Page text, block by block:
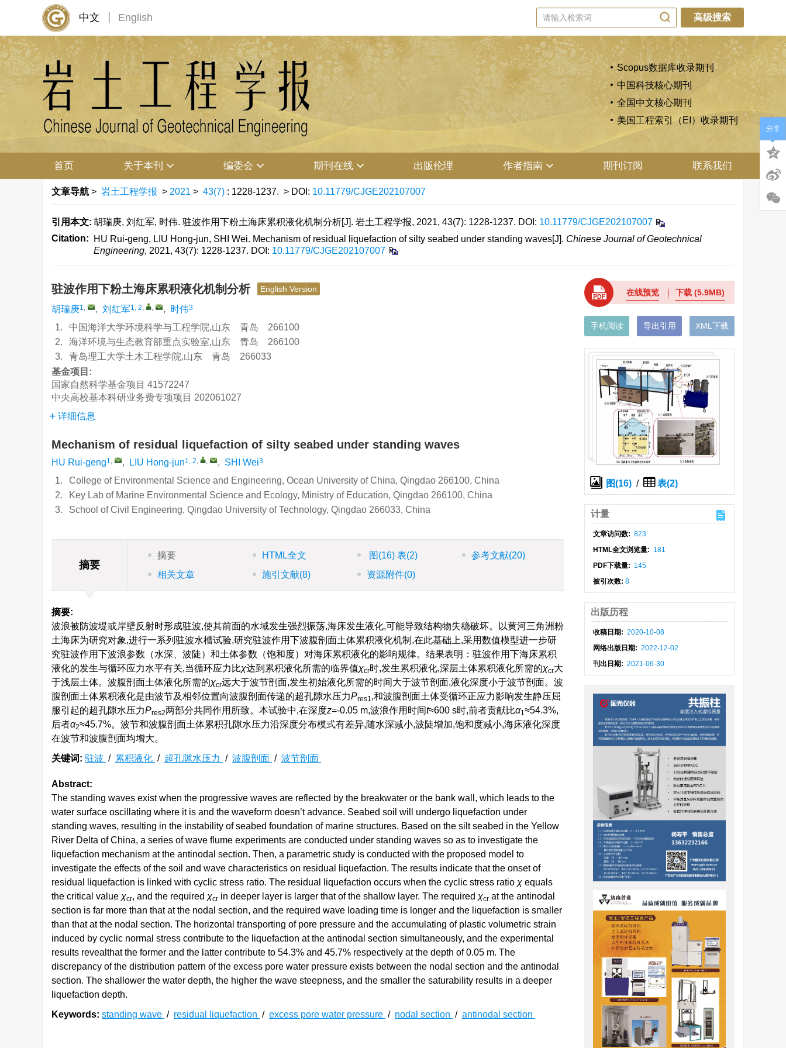
中文 English 高级搜索
Scopus数据库收录期刊
中国科技核心期刊
全国中文核心期刊
美国工程索引（EI）收录期刊
首页 关于本刊 编委会 期刊在线 出版伦理 作者指南 期刊订阅 联系我们
文章导航 > 岩土工程学报 > 2021 > 43(7) : 1228-1237. > DOI: 10.11779/CJGE202107007
引用本文: 胡瑞庚, 刘红军, 时伟. 驻波作用下粉土海床累积液化机制分析[J]. 岩土工程学报, 2021, 43(7): 1228-1237. DOI: 10.11779/CJGE202107007
Citation:
HU Rui-geng, LIU Hong-jun, SHI Wei. Mechanism of residual liquefaction of silty seabed under standing waves[J]. Chinese Journal of Geotechnical
Engineering, 2021, 43(7): 1228-1237. DOI: 10.11779/CJGE202107007
驻波作用下粉土海床累积液化机制分析 English Version
胡瑞庚1, , 刘红军1, 2, , , 时伟3
1.
中国海洋大学环境科学与工程学院,山东 青岛 266100
2.
海洋环境与生态教育部重点实验室,山东 青岛 266100
3.
青岛理工大学土木工程学院,山东 青岛 266033
基金项目:
国家自然科学基金项目 41572247
中央高校基本科研业务费专项项目 202061027
详细信息
Mechanism of residual liquefaction of silty seabed under standing waves
HU Rui-geng1, , LIU Hong-jun1, 2, , , SHI Wei3
1.
College of Environmental Science and Engineering, Ocean University of China, Qingdao 266100, China
2.
Key Lab of Marine Environmental Science and Ecology, Ministry of Education, Qingdao 266100, China
3.
School of Civil Engineering, Qingdao University of Technology, Qingdao 266033, China
摘要
摘要 HTML全文 图 (16) 表(2) 参考文献(20)
相关文章
施引文献(8) 资源附件(0)
摘要:
波浪被防波堤或岸壁反射时形成驻波,使其前面的水域发生强烈振荡,海床发生液化,可能导致结构物失稳破坏。以黄河三角洲粉
土海床为研究对象,进行一系列驻波水槽试验,研究驻波作用下波腹剖面土体累积液化机制,在此基础上,采用数值模型进一步研
究驻波作用下波浪参数（水深、波陡）和土体参数（饱和度）对海床累积液化的影响规律。结果表明：驻波作用下海床累积
液化的发生与循环应力水平有关,当循环应力比χ达到累积液化所需的临界值χcr时,发生累积液化,深层土体累积液化所需的χcr大
于浅层土体。波腹剖面土体液化所需的χcr远大于波节剖面,发生初始液化所需的时间大于波节剖面,液化深度小于波节剖面。波
腹剖面土体累积液化是由波节及相邻位置向波腹剖面传递的超孔隙水压力Pres1,和波腹剖面土体受循环正应力影响发生静压屈
服引起的超孔隙水压力Pres2两部分共同作用所致。本试验中,在深度z=-0.05 m,波浪作用时间t≈600 s时,前者贡献比α1≈54.3%,
后者α2≈45.7%。波节和波腹剖面土体累积孔隙水压力沿深度分布模式有差异,随水深减小,波陡增加,饱和度减小,海床液化深度
在波节和波腹剖面均增大。
关键词: 驻波 / 累积液化 / 超孔隙水压力 / 波腹剖面 / 波节剖面
Abstract:
The standing waves exist when the progressive waves are reflected by the breakwater or the bank wall, which leads to the
water surface oscillating where it is and the waveform doesn’t advance. Seabed soil will undergo liquefaction under
standing waves, resulting in the instability of seabed foundation of marine structures. Based on the silt seabed in the Yellow
River Delta of China, a series of wave flume experiments are conducted under standing waves so as to investigate the
liquefaction mechanism at the antinodal section. Then, a parametric study is conducted with the proposed model to
investigate the effects of the soil and wave characteristics on residual liquefaction. The results indicate that the onset of
residual liquefaction is linked with cyclic stress ratio. The residual liquefaction occurs when the cyclic stress ratio χ equals
the critical value χcr, and the required χcr in deeper layer is larger that of the shallow layer. The required χcr at the antinodal
section is far more than that at the nodal section, and the required wave loading time is longer and the liquefaction is smaller
than that at the nodal section. The horizontal transporting of pore pressure and the accumulating of plastic volumetric strain
induced by cyclic normal stress contribute to the liquefaction at the antinodal section simultaneously, and the experimental
results revealthat the former and the latter contribute to 54.3% and 45.7% respectively at the depth of 0.05 m. The
discrepancy of the distribution pattern of the excess pore water pressure exists between the nodal section and the antinodal
section. The shallower the water depth, the higher the wave steepness, and the smaller the saturability results in a deeper
liquefaction depth.
Keywords: standing wave / residual liquefaction / excess pore water pressure / nodal section / antinodal section
在线预览 下载(5.9MB)
手机阅读 导出引用 XML下载
图(16) / 表(2)
计量
文章访问数: 823
HTML全文浏览量: 181
PDF下载量: 145
被引次数:8
出版历程
收稿日期: 2020-10-08
网络出版日期: 2022-12-02
刊出日期: 2021-06-30
分享